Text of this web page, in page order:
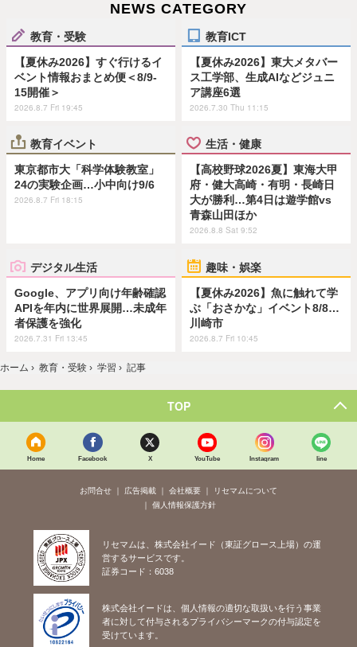
NEWS CATEGORY
教育・受験
【夏休み2026】すぐ行けるイ
ベント情報おまとめ便＜8/9-
15開催＞
2026.8.7 Fri 19:45
教育ICT
【夏休み2026】東大メタバー
ス工学部、生成AIなどジュニ
ア講座6選
2026.7.30 Thu 11:15
教育イベント
東京都市大「科学体験教室」
24の実験企画…小中向け9/6
2026.8.7 Fri 18:15
生活・健康
【高校野球2026夏】東海大甲
府・健大高崎・有明・長崎日
大が勝利…第4日は遊学館vs
青森山田ほか
2026.8.8 Sat 9:52
デジタル生活
Google、アプリ向け年齢確認
APIを年内に世界展開…未成年
者保護を強化
2026.7.31 Fri 13:45
趣味・娯楽
【夏休み2026】魚に触れて学
ぶ「おさかな」イベント8/8…
川崎市
2026.8.7 Fri 10:45
ホーム › 教育・受験 › 学習 › 記事
TOP
Home Facebook X YouTube Instagram line
お問合せ 広告掲載 会社概要
リセマムについて
個人情報保護方針
リセマムは、株式会社イード（東証グロース上場）の運
営するサービスです。
証券コード：6038
株式会社イードは、個人情報の適切な取扱いを行う事業
者に対して付与されるプライバシーマークの付与認定を
受けています。